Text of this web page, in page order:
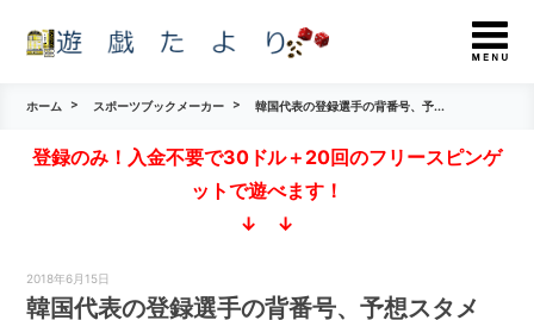
ホーム スポーツブックメーカー 韓国代表の登録選手の背番号、予...
登録のみ！入金不要で30ドル＋20回のフリースピンゲ
ットで遊べます！
↓ ↓
2018年6月15日
韓国代表の登録選手の背番号、予想スタメ